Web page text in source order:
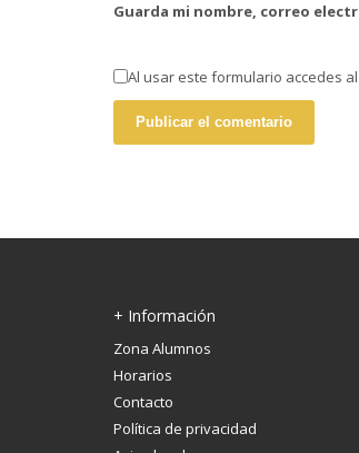
Guarda mi nombre, correo
Al usar este formulario accedes
+ Información
Zona Alumnos
Horarios
Contacto
Política de privacidad